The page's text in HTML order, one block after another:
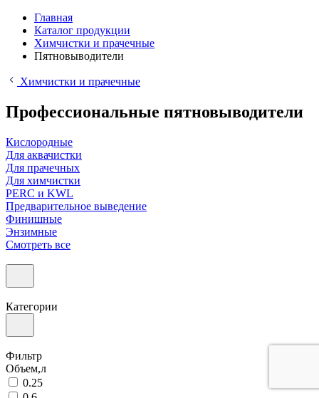
Главная
Каталог продукции
Химчистки и прачечные
Пятновыводители
Химчистки и прачечные
Профессиональные пятновыводители
Кислородные
Для аквачистки
Для прачечных
Для химчистки
PERC и KWL
Предварительное выведение
Финишные
Энзимные
Смотреть все
Категории
Фильтр
Объем,л
0.25